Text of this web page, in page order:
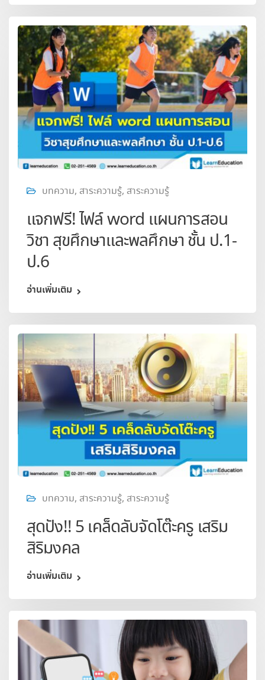
บทความ, สาระความรู้, สาระความรู้
แจกฟรี! ไฟล์ word แผนการสอน
วิชา สุขศึกษาและพลศึกษา ชั้น ป.1-
ป.6
อ่านเพิ่มเติม
บทความ, สาระความรู้, สาระความรู้
สุดปัง!! 5 เคล็ดลับจัดโต๊ะครู เสริม
สิริมงคล
อ่านเพิ่มเติม